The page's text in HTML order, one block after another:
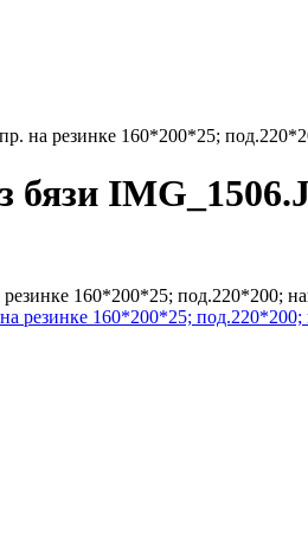
на резинке 160*200*25;
бязи
160*200*25; под.220*200;